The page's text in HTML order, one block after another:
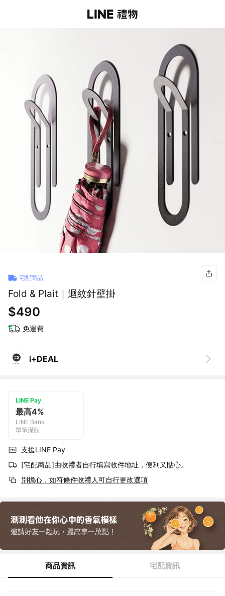
宅配商品
Fold & Plait｜迴紋針壁掛
$490
免運費
i+DEAL
LINE Pay
最高4%
LINE Bank
單筆滿額
支援LINE Pay
[宅配商品]由收禮者自行填寫收件地址，便利又貼心。
別擔心，如符條件收禮人可自行更改選項
商品資訊 宅配資訊